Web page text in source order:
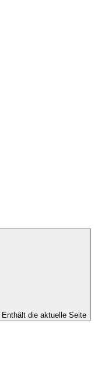
Enthält die aktuelle Seite